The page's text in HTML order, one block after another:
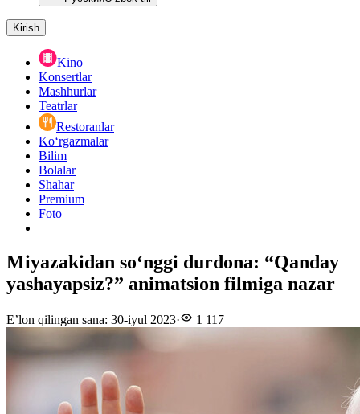
Kirish
Kino
Konsertlar
Mashhurlar
Teatrlar
Restoranlar
Ko‘rgazmalar
Bilim
Bolalar
Shahar
Premium
Foto
Miyazakidan so‘nggi durdona: “Qanday
yashayapsiz?” animatsion filmiga nazar
E’lon qilingan sana: 30-iyul 2023· 1 117